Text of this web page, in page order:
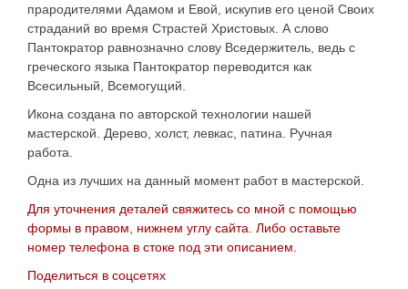
прародителями Адамом и Евой , искупив его ценой Своих
страданий во время Страстей Христовых . А слово
Пантократор равнозначно слову Вседержитель, ведь с
греческого языка Пантократор переводится как
Всесильный, Всемогущий.
Икона создана по авторской технологии нашей
мастерской. Дерево, холст, левкас, патина. Ручная
работа.
Одна из лучших на данный момент работ в мастерской.
Для уточнения деталей свяжитесь со мной с помощью
формы в правом, нижнем углу сайта. Либо оставьте
номер телефона в стоке под эти описанием.
Поделиться в соцсетях